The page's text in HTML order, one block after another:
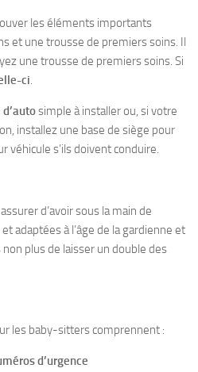
les éléments importants
et une trousse de premiers soins. Il
une trousse de premiers soins. Si
ci.
simple à installer ou, si votre
installez une base de siège pour
véhicule s’ils doivent conduire.
d’avoir sous la main de
adaptées à l’âge de la gardienne et
plus de laisser un double des
les baby-sitters comprennent :
d’urgence